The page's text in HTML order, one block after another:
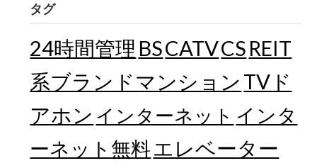
タグ
24時間管理 BSCATVCS REIT
系ブランドマンション TVド
アホン インターネット インタ
ーネット無料エレベーター